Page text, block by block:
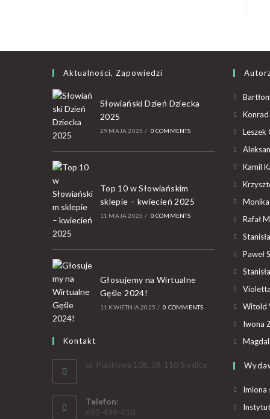
Aktualności, Zapowiedzi
Słowiański Dzień Dziecka
2025
29 MAJA 2025 / 0 COMMENTS
Top 10 w Słowiańskim
sklepie – kwiecień 2025
11 MAJA 2025 / 0 COMMENTS
Głosujemy na Wirtualne
Gęśle 2024!
11 KWIETNIA 2025 / 0 COMMENTS
Kontakt
ul. Piaskowa 108, 08-110 Siedlce
Telefon:
692-499-450
Leszek
Kamil
Rafał
Paweł
Witold
Iwona
Imiona